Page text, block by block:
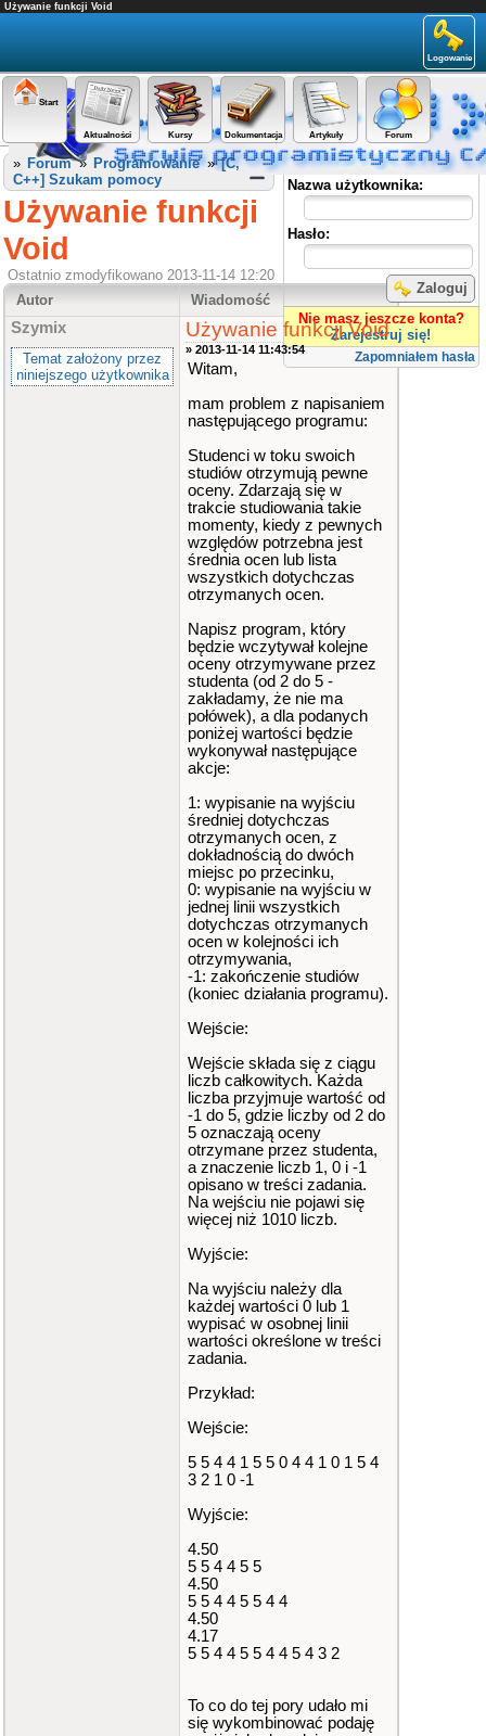
Używanie funkcji Void
Logowanie
Start
Aktualności Kursy Dokumentacja Artykuły Forum
Panel użytkownika
Nazwa użytkownika:
Hasło:
Zaloguj
Nie masz jeszcze konta?
Zarejestruj się!
Zapomniałem hasła
» Forum» Programowanie»[C,
C++] Szukam pomocy
Używanie funkcji
Void
Ostatnio zmodyfikowano 2013-11-14 12:20
Autor
Wiadomość
Szymix
Temat założony przez
niniejszego użytkownika
Używanie funkcji Void
» 2013-11-14 11:43:54
Witam,
mam problem z napisaniem
następującego programu:
Studenci w toku swoich
studiów otrzymują pewne
oceny. Zdarzają się w
trakcie studiowania takie
momenty, kiedy z pewnych
względów potrzebna jest
średnia ocen lub lista
wszystkich dotychczas
otrzymanych ocen.
Napisz program, który
będzie wczytywał kolejne
oceny otrzymywane przez
studenta (od 2 do 5 -
zakładamy, że nie ma
połówek), a dla podanych
poniżej wartości będzie
wykonywał następujące
akcje:
1: wypisanie na wyjściu
średniej dotychczas
otrzymanych ocen, z
dokładnością do dwóch
miejsc po przecinku,
0: wypisanie na wyjściu w
jednej linii wszystkich
dotychczas otrzymanych
ocen w kolejności ich
otrzymywania,
-1: zakończenie studiów
(koniec działania programu).
Wejście:
Wejście składa się z ciągu
liczb całkowitych. Każda
liczba przyjmuje wartość od
-1 do 5, gdzie liczby od 2 do
5 oznaczają oceny
otrzymane przez studenta,
a znaczenie liczb 1, 0 i -1
opisano w treści zadania.
Na wejściu nie pojawi się
więcej niż 1010 liczb.
Wyjście:
Na wyjściu należy dla
każdej wartości 0 lub 1
wypisać w osobnej linii
wartości określone w treści
zadania.
Przykład:
Wejście:
5 5 4 4 1 5 5 0 4 4 1 0 1 5 4
3 2 1 0 -1
Wyjście:
4.50
5 5 4 4 5 5
4.50
5 5 4 4 5 5 4 4
4.50
4.17
5 5 4 4 5 5 4 4 5 4 3 2
To co do tej pory udało mi
się wykombinować podaję